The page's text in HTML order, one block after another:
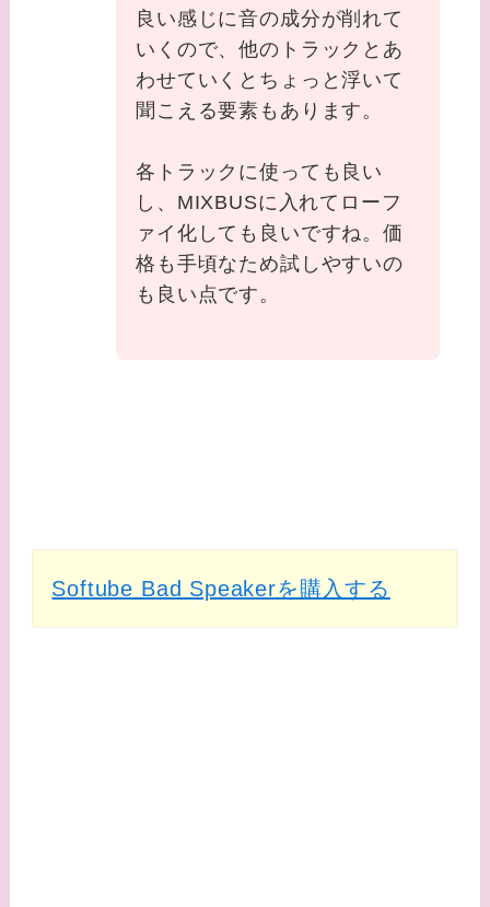
良い感じに音の成分が削れて
いくので、他のトラックとあ
わせていくとちょっと浮いて
聞こえる要素もあります。
各トラックに使っても良い
し、MIXBUSに入れてローフ
ァイ化しても良いですね。価
格も手頃なため試しやすいの
も良い点です。
Softube Bad Speakerを購入する